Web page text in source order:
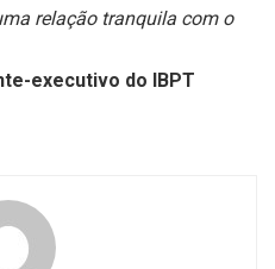
relação tranquila com o
executivo do IBPT